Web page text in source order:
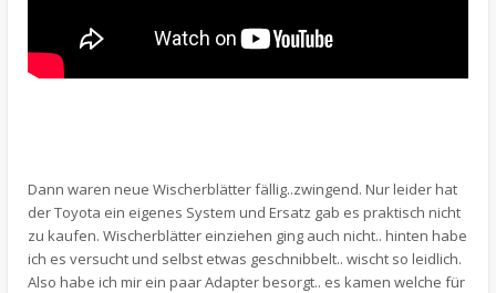
Dann waren neue Wischerblätter fällig..zwingend. Nur leider hat
der Toyota ein eigenes System und Ersatz gab es praktisch nicht
zu kaufen. Wischerblätter einziehen ging auch nicht.. hinten habe
ich es versucht und selbst etwas geschnibbelt.. wischt so leidlich.
Also habe ich mir ein paar Adapter besorgt.. es kamen welche für